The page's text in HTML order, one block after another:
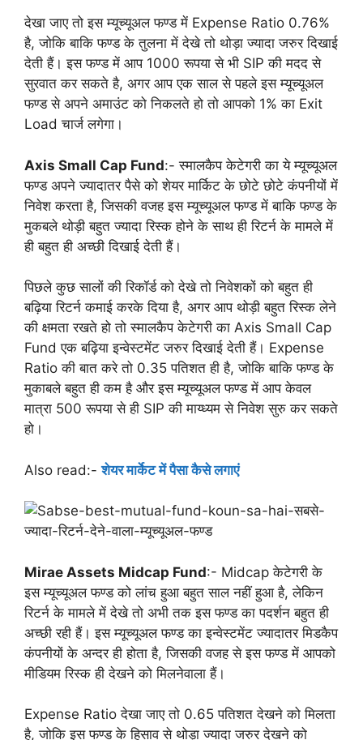
देखा जाए तो इस म्यूच्यूअल फण्ड में Expense Ratio 0.76%
है, जोकि बाकि फण्ड के तुलना में देखे तो थोड़ा ज्यादा जरुर दिखाई
देती हैं। इस फण्ड में आप 1000 रूपया से भी SIP की मदद से
सुरवात कर सकते है, अगर आप एक साल से पहले इस म्यूच्यूअल
फण्ड से अपने अमाउंट को निकलते हो तो आपको 1% का Exit
Load चार्ज लगेगा।
Axis Small Cap Fund:- स्मालकैप केटेगरी का ये म्यूच्यूअल
फण्ड अपने ज्यादातर पैसे को शेयर मार्किट के छोटे छोटे कंपनीयों में
निवेश करता है, जिसकी वजह इस म्यूच्यूअल फण्ड में बाकि फण्ड के
मुकबले थोड़ी बहुत ज्यादा रिस्क होने के साथ ही रिटर्न के मामले में
ही बहुत ही अच्छी दिखाई देती हैं।
पिछले कुछ सालों की रिकॉर्ड को देखे तो निवेशकों को बहुत ही
बढ़िया रिटर्न कमाई करके दिया है, अगर आप थोड़ी बहुत रिस्क लेने
की क्षमता रखते हो तो स्मालकैप केटेगरी का Axis Small Cap
Fund एक बढ़िया इन्वेस्टमेंट जरुर दिखाई देती हैं। Expense
Ratio की बात करे तो 0.35 पतिशत ही है, जोकि बाकि फण्ड के
मुकाबले बहुत ही कम है और इस म्यूच्यूअल फण्ड में आप केवल
मात्रा 500 रूपया से ही SIP की माय्ध्यम से निवेश सुरु कर सकते
हो।
Also read:-शेयर मार्केट में पैसा कैसे लगाएं
Mirae Assets Midcap Fund:- Midcap केटेगरी के
इस म्यूच्यूअल फण्ड को लांच हुआ बहुत साल नहीं हुआ है, लेकिन
रिटर्न के मामले में देखे तो अभी तक इस फण्ड का पदर्शन बहुत ही
अच्छी रही हैं। इस म्यूच्यूअल फण्ड का इन्वेस्टमेंट ज्यादातर मिडकैप
कंपनीयों के अन्दर ही होता है, जिसकी वजह से इस फण्ड में आपको
मीडियम रिस्क ही देखने को मिलनेवाला हैं।
Expense Ratio देखा जाए तो 0.65 पतिशत देखने को मिलता
है, जोकि इस फण्ड के हिसाव से थोड़ा ज्यादा जरुर देखने को